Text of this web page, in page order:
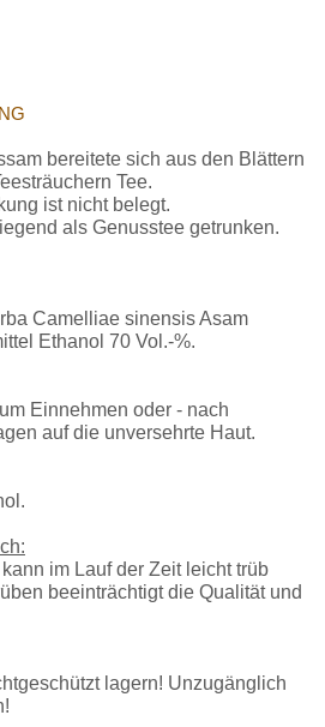
bereitete sich aus den Blättern
Tee.
ist nicht belegt.
als Genusstee getrunken.
Camelliae sinensis Asam
Ethanol 70 Vol.-%.
Einnehmen oder - nach
auf die unversehrte Haut.
im Lauf der Zeit leicht trüb
beeinträchtigt die Qualität und
lagern! Unzugänglich